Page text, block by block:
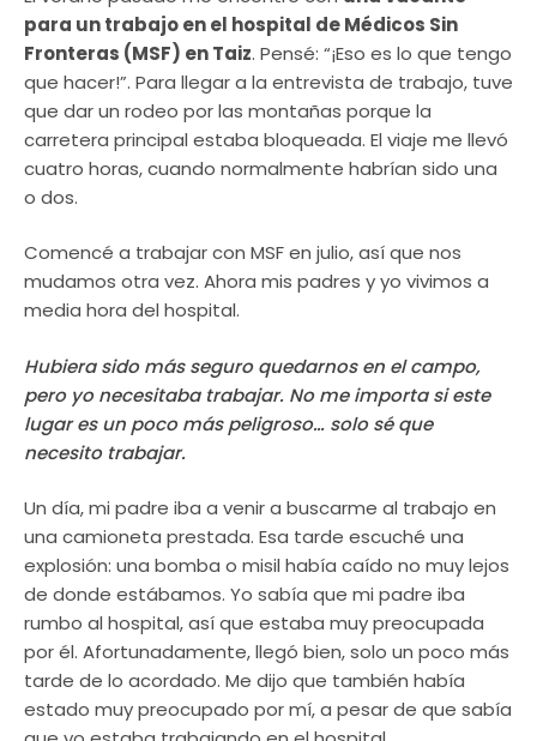
para un trabajo en el hospital de Médicos Sin
Fronteras (MSF) en Taiz. Pensé: “¡Eso es lo que tengo
que hacer!”. Para llegar a la entrevista de trabajo, tuve
que dar un rodeo por las montañas porque la
carretera principal estaba bloqueada. El viaje me llevó
cuatro horas, cuando normalmente habrían sido una
o dos.
Comencé a trabajar con MSF en julio, así que nos
mudamos otra vez. Ahora mis padres y yo vivimos a
media hora del hospital.
Hubiera sido más seguro quedarnos en el campo,
pero yo necesitaba trabajar. No me importa si este
lugar es un poco más peligroso… solo sé que
necesito trabajar.
Un día, mi padre iba a venir a buscarme al trabajo en
una camioneta prestada. Esa tarde escuché una
explosión: una bomba o misil había caído no muy lejos
de donde estábamos. Yo sabía que mi padre iba
rumbo al hospital, así que estaba muy preocupada
por él. Afortunadamente, llegó bien, solo un poco más
tarde de lo acordado. Me dijo que también había
estado muy preocupado por mí, a pesar de que sabía